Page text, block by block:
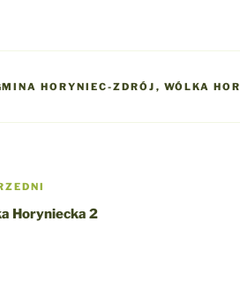
HORYNIEC-ZDRÓJ , WÓLKA
Horyniecka 2